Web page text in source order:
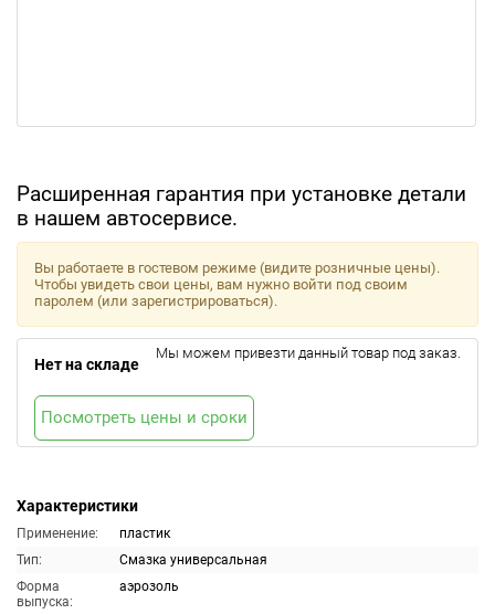
Расширенная гарантия при установке детали
в нашем автосервисе.
Характеристики
Применение:
пластик
Тип:
Смазка универсальная
Форма
выпуска:
аэрозоль
Вы работаете в гостевом режиме (видите розничные цены).
Чтобы увидеть свои цены, вам нужно войти под своим
паролем (или зарегистрироваться).
Нет на складе
Мы можем привезти данный товар под заказ.
Посмотреть цены и сроки